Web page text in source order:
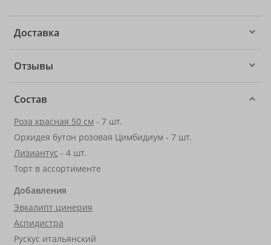
Доставка
Отзывы
Состав
Роза красная 50 см - 7 шт.
Орхидея бутон розовая Цимбидиум - 7 шт.
Лизиантус - 4 шт.
Торт в ассортименте
Добавления
Эвкалипт цинерия
Аспидистра
Рускус итальянский